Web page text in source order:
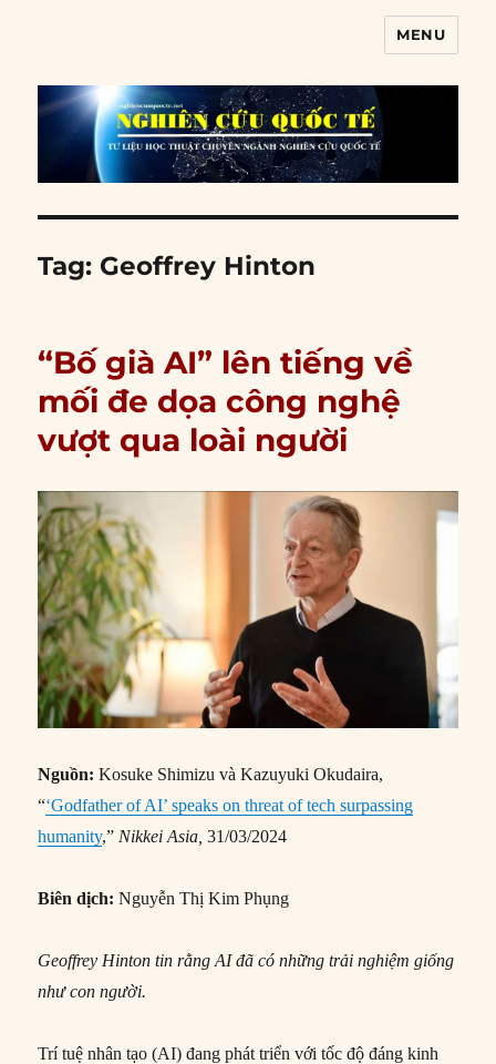
MENU
Tag: Geoffrey Hinton
“Bố già AI” lên tiếng về
mối đe dọa công nghệ
vượt qua loài người
Nguồn: Kosuke Shimizu và Kazuyuki Okudaira,
“‘Godfather of AI’ speaks on threat of tech surpassing
humanity,” Nikkei Asia, 31/03/2024
Biên dịch: Nguyễn Thị Kim Phụng
Geoffrey Hinton tin rằng AI đã có những trải nghiệm giống
như con người.
Trí tuệ nhân tạo (AI) đang phát triển với tốc độ đáng kinh